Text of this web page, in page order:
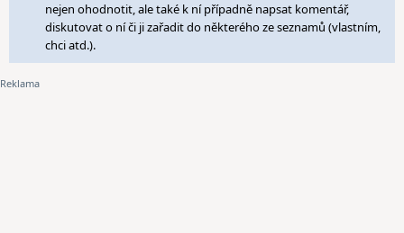
nejen ohodnotit, ale také k ní případně napsat komentář,
diskutovat o ní či ji zařadit do některého ze seznamů (vlastním,
chci atd.).